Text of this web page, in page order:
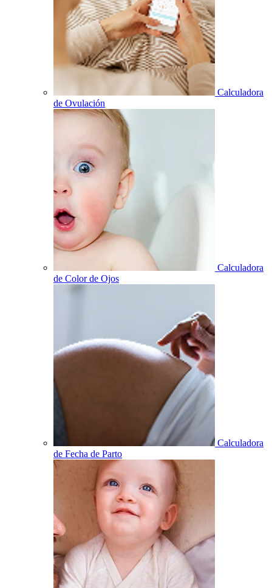
Calculadora
de Ovulación
Calculadora
de Color de Ojos
Calculadora
de Fecha de Parto